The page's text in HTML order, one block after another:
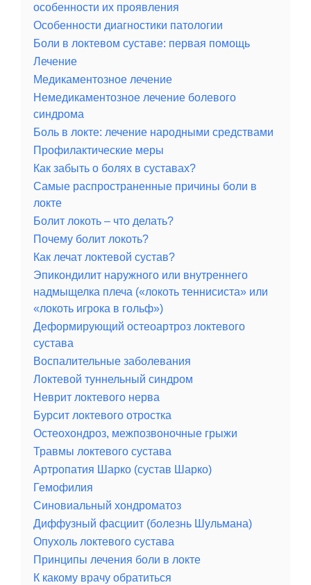
особенности их проявления
Особенности диагностики патологии
Боли в локтевом суставе: первая помощь
Лечение
Медикаментозное лечение
Немедикаментозное лечение болевого
синдрома
Боль в локте: лечение народными средствами
Профилактические меры
Как забыть о болях в суставах?
Самые распространенные причины боли в
локте
Болит локоть – что делать?
Почему болит локоть?
Как лечат локтевой сустав?
Эпикондилит наружного или внутреннего
надмыщелка плеча («локоть теннисиста» или
«локоть игрока в гольф»)
Деформирующий остеоартроз локтевого
сустава
Воспалительные заболевания
Локтевой туннельный синдром
Неврит локтевого нерва
Бурсит локтевого отростка
Остеохондроз, межпозвоночные грыжи
Травмы локтевого сустава
Артропатия Шарко (сустав Шарко)
Гемофилия
Синовиальный хондроматоз
Диффузный фасциит (болезнь Шульмана)
Опухоль локтевого сустава
Принципы лечения боли в локте
К какому врачу обратиться